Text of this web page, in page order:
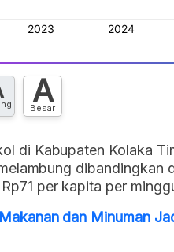
A
Besar
di Kabupaten Kolaka
dibandingkan
per kapita per
dan Minuman